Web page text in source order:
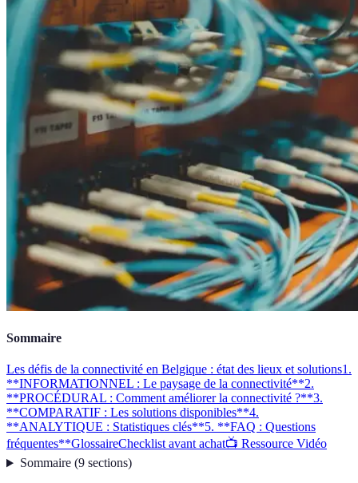
Sommaire
Les défis de la connectivité en Belgique : état des lieux et solutions1.
**INFORMATIONNEL : Le paysage de la connectivité**2.
**PROCÉDURAL : Comment améliorer la connectivité ?**3.
**COMPARATIF : Les solutions disponibles**4.
**ANALYTIQUE : Statistiques clés**5. **FAQ : Questions
fréquentes**GlossaireChecklist avant achat📺 Ressource Vidéo
Sommaire(9 sections)